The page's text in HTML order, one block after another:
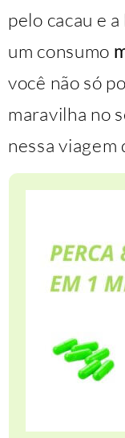
pelo cacau e
um consumo
você não só
maravilha no
nessa viagem